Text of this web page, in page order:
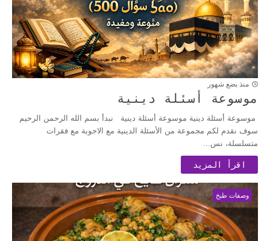
منذ بضع شهور
موسوعة أسئلة دينية
موسوعة أسئلة دينية موسوعة أسئلة دينية نبدأ بسم الله الرحمن الرحيم
سوف نقدم لكم مجموعة من الأسئلة الدينية مع الاجوبة مع فقرات
متسلسلة، نس...
اقرأ المزيد
وصفات طبخ